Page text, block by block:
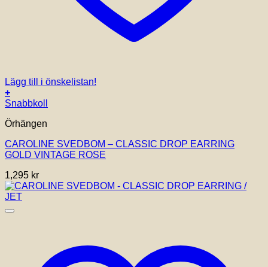
Lägg till i önskelistan!
+
Snabbkoll
Örhängen
CAROLINE SVEDBOM – CLASSIC DROP EARRING
GOLD VINTAGE ROSE
1,295 kr